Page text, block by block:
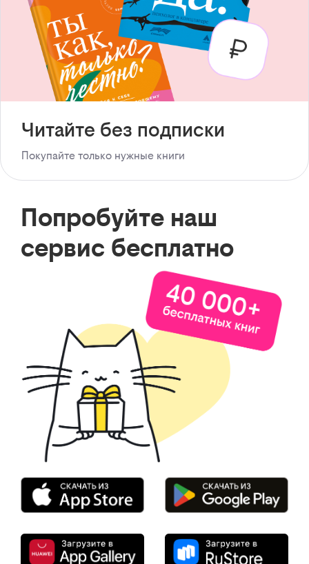
Читайте без подписки
Покупайте только нужные книги
Попробуйте наш
сервис бесплатно